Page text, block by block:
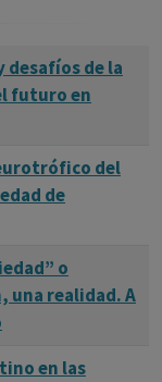
de la
futuro en
del
de
o
una realidad. A
en las